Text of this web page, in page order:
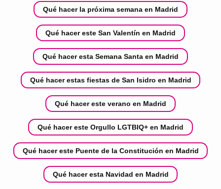
Qué hacer la próxima semana en Madrid
Qué hacer este San Valentín en Madrid
Qué hacer esta Semana Santa en Madrid
Qué hacer estas fiestas de San Isidro en Madrid
Qué hacer este verano en Madrid
Qué hacer este Orgullo LGTBIQ+ en Madrid
Qué hacer este Puente de la Constitución en Madrid
Qué hacer esta Navidad en Madrid